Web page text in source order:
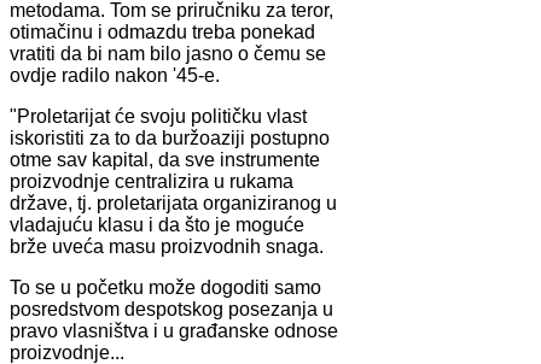
metodama. Tom se priručniku za teror,
otimačinu i odmazdu treba ponekad
vratiti da bi nam bilo jasno o čemu se
ovdje radilo nakon '45-e.
"Proletarijat će svoju političku vlast
iskoristiti za to da buržoaziji postupno
otme sav kapital, da sve instrumente
proizvodnje centralizira u rukama
države, tj. proletarijata organiziranog u
vladajuću klasu i da što je moguće
brže uveća masu proizvodnih snaga.
To se u početku može dogoditi samo
posredstvom despotskog posezanja u
pravo vlasništva i u građanske odnose
proizvodnje...